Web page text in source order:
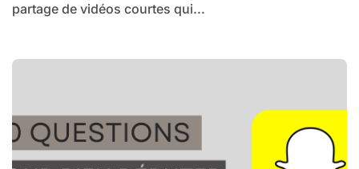
partage de vidéos courtes qui...